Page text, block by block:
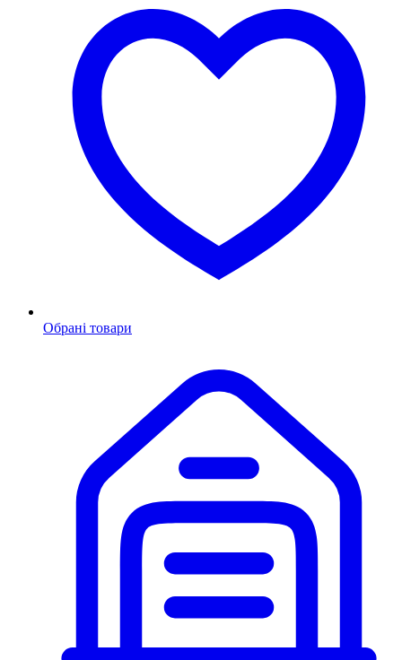
Обрані товари